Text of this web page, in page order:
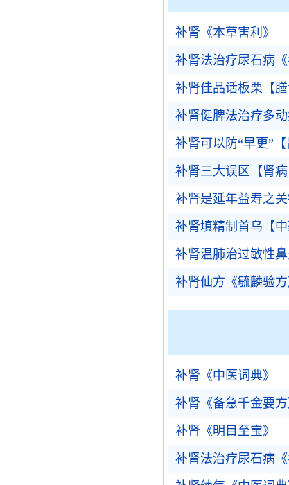
补肾《本草害利》
补肾法治疗尿石病《
补肾佳品话板栗【膳
补肾健脾法治疗多
补肾可以防“早更”【
补肾三大误区【肾病
补肾是延年益寿之关
补肾填精制首乌【中
补肾温肺治过敏性
补肾仙方《毓麟验方
补肾《中医词典》
补肾《备急千金要方
补肾《明目至宝》
补肾法治疗尿石病《